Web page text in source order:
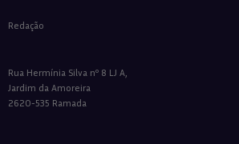
Redação
Rua Hermínia Silva nº 8 LJ A,
Jardim da Amoreira
2620-535 Ramada